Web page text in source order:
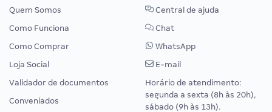
Quem Somos
Como Funciona
Como Comprar
Loja Social
Validador de documentos
Conveniados
Central de ajuda
Chat
WhatsApp
E-mail
Horário de atendimento:
segunda a sexta (8h às 20h),
sábado (9h às 13h).